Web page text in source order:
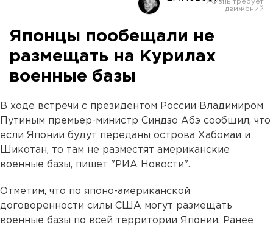
Оренбург
Японцы пообещали не
размещать на Курилах
военные базы
В ходе встречи с президентом России Владимиром
Путиным премьер-министр Синдзо Абэ сообщил, что
если Японии будут переданы острова Хабомаи и
Шикотан, то там не разместят американские
военные базы, пишет "РИА Новости".
Отметим, что по японо-американской
договоренности силы США могут размещать
военные базы по всей территории Японии. Ранее